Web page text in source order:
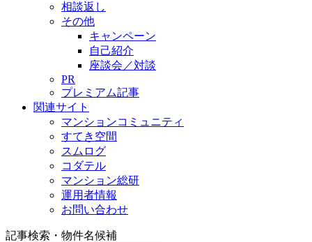
相談返し
その他
キャンペーン
自己紹介
座談会／対談
PR
プレミアム記事
関連サイト
マンションコミュニティ
すてき空間
スムログ
コダテル
マンション総研
運用者情報
お問い合わせ
記事検索・物件名候補